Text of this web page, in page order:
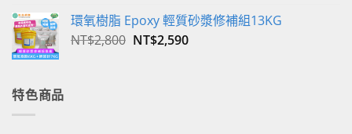
格：
NT$350。
格：
NT$340。
環氧樹脂 Epoxy 輕質砂漿修補組13KG
NT$2,800 原
NT$2,590目
特色商品